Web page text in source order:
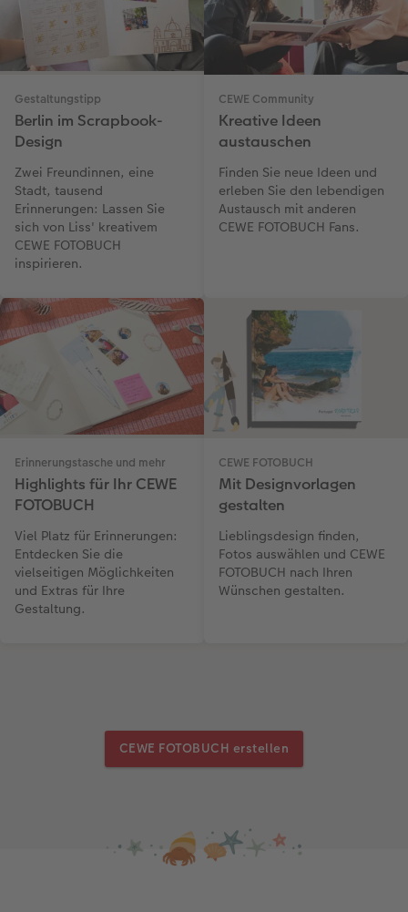
Gestaltungstipp
Berlin im Scrapbook-
Design
Zwei Freundinnen, eine
Stadt, tausend
Erinnerungen: Lassen Sie
sich von Liss' kreativem
CEWE FOTOBUCH
inspirieren.
CEWE Community
Kreative Ideen
austauschen
Finden Sie neue Ideen und
erleben Sie den lebendigen
Austausch mit anderen
CEWE FOTOBUCH Fans.
Erinnerungstasche und mehr
Highlights für Ihr CEWE
FOTOBUCH
Viel Platz für Erinnerungen:
Entdecken Sie die
vielseitigen Möglichkeiten
und Extras für Ihre
Gestaltung.
CEWE FOTOBUCH
Mit Designvorlagen
gestalten
Lieblingsdesign finden,
Fotos auswählen und CEWE
FOTOBUCH nach Ihren
Wünschen gestalten.
CEWE FOTOBUCH erstellen